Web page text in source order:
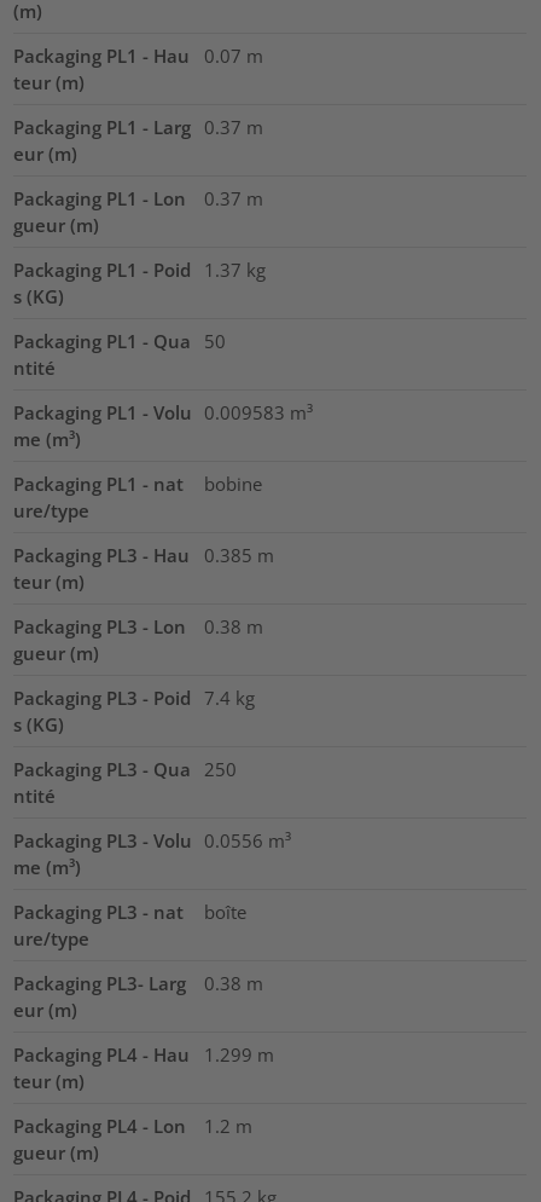
(m)
Packaging PL1 - Hau
teur (m)
0.07 m
Packaging PL1 - Larg
eur (m)
0.37 m
Packaging PL1 - Lon
gueur (m)
0.37 m
Packaging PL1 - Poid
s (KG)
1.37 kg
Packaging PL1 - Qua
ntité
50
Packaging PL1 - Volu
me (m³)
0.009583 m³
Packaging PL1 - nat
ure/type
bobine
Packaging PL3 - Hau
teur (m)
0.385 m
Packaging PL3 - Lon
gueur (m)
0.38 m
Packaging PL3 - Poid
s (KG)
7.4 kg
Packaging PL3 - Qua
ntité
250
Packaging PL3 - Volu
me (m³)
0.0556 m³
Packaging PL3 - nat
ure/type
boîte
Packaging PL3- Larg
eur (m)
0.38 m
Packaging PL4 - Hau
teur (m)
1.299 m
Packaging PL4 - Lon
gueur (m)
1.2 m
Packaging PL4 - Poid
155.2 kg